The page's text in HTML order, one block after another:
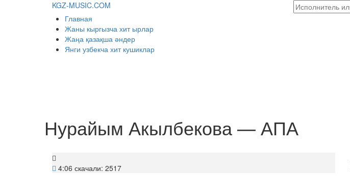
KGZ-MUSIC.COM
Главная
Жаны кыргызча хит ырлар
Жаңа қазақша әндер
Янги узбекча хит кушиклар
Нурайым Акылбекова — АПА
4:06 скачали: 2517